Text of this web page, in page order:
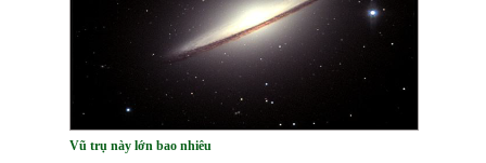
Vũ trụ này lớn bao nhiêu